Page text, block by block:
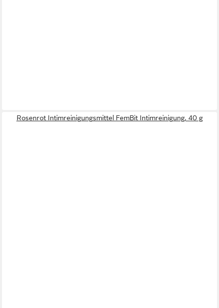
Rosenrot Intimreinigungsmittel FemBit Intimreinigung, 40 g